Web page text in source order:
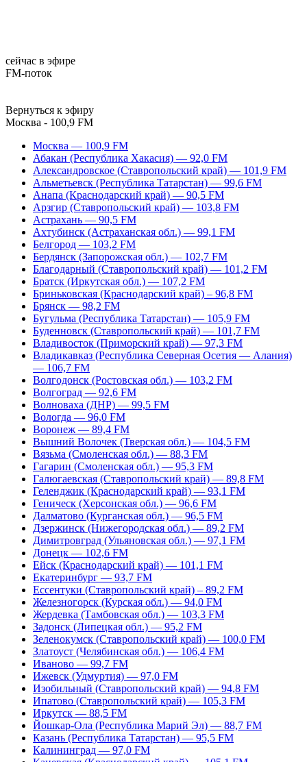
сейчас в эфире
FM-поток
Вернуться к эфиру
Москва - 100,9 FM
Москва — 100,9 FM
Абакан (Республика Хакасия) — 92,0 FM
Александровское (Ставропольский край) — 101,9 FM
Альметьевск (Республика Татарстан) — 99,6 FM
Анапа (Краснодарский край) — 90,5 FM
Арзгир (Ставропольский край) — 103,8 FM
Астрахань — 90,5 FM
Ахтубинск (Астраханская обл.) — 99,1 FM
Белгород — 103,2 FM
Бердянск (Запорожская обл.) — 102,7 FM
Благодарный (Ставропольский край) — 101,2 FM
Братск (Иркутская обл.) — 107,2 FM
Бриньковская (Краснодарский край) – 96,8 FM
Брянск — 98,2 FM
Бугульма (Республика Татарстан) — 105,9 FM
Буденновск (Ставропольский край) — 101,7 FM
Владивосток (Приморский край) — 97,3 FM
Владикавказ (Республика Северная Осетия — Алания)
— 106,7 FM
Волгодонск (Ростовская обл.) — 103,2 FM
Волгоград — 92,6 FM
Волноваха (ДНР) — 99,5 FM
Вологда — 96,0 FM
Воронеж — 89,4 FM
Вышний Волочек (Тверская обл.) — 104,5 FM
Вязьма (Смоленская обл.) — 88,3 FM
Гагарин (Смоленская обл.) — 95,3 FM
Галюгаевская (Ставропольский край) — 89,8 FM
Геленджик (Краснодарский край) — 93,1 FM
Геническ (Херсонская обл.) — 96,6 FM
Далматово (Курганская обл.) — 96,5 FM
Дзержинск (Нижегородская обл.) — 89,2 FM
Димитровград (Ульяновская обл.) — 97,1 FM
Донецк — 102,6 FM
Ейск (Краснодарский край) — 101,1 FM
Екатеринбург — 93,7 FM
Ессентуки (Ставропольский край) – 89,2 FM
Железногорск (Курская обл.) — 94,0 FM
Жердевка (Тамбовская обл.) — 103,3 FM
Задонск (Липецкая обл.) — 95,2 FM
Зеленокумск (Ставропольский край) — 100,0 FM
Златоуст (Челябинская обл.) — 106,4 FM
Иваново — 99,7 FM
Ижевск (Удмуртия) — 97,0 FM
Изобильный (Ставропольский край) — 94,8 FM
Ипатово (Ставропольский край) — 105,3 FM
Иркутск — 88,5 FM
Йошкар-Ола (Республика Марий Эл) — 88,7 FM
Казань (Республика Татарстан) — 95,5 FM
Калининград — 97,0 FM